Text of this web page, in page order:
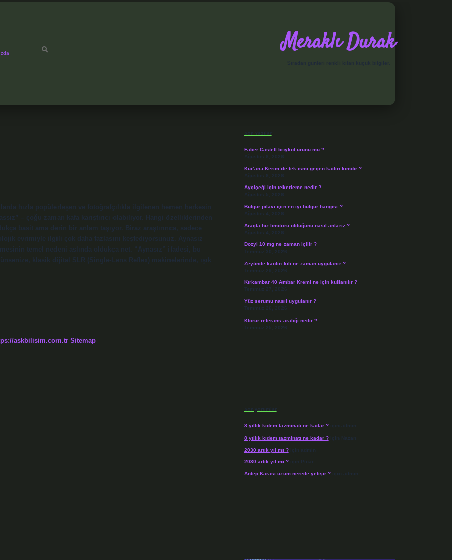
Meraklı Durak
hızla popülerleşen ve fotoğrafçılıkla ilgilenen hemen herkesin
– çoğu zaman kafa karıştırıcı olabiliyor. Hangi özelliklerinden
basit ama derin bir anlam taşıyor. Biraz araştırınca, sadece
evrimiyle ilgili çok daha fazlasını keşfediyorsunuz. Aynasız
temel nedeni aslında oldukça net. “Aynasız” ifadesi, bu
klasik dijital SLR (Single-Lens Reflex) makinelerinde, ışık
askbilisim.com.tr Sitemap
Son Yazılar
Faber Castell boykot ürünü mü ?
Ağustos 6, 2026
Kur’an-ı Kerim’de tek ismi geçen kadın kimdir ?
Ağustos 6, 2026
Ayçiçeği için tekerleme nedir ?
Ağustos 5, 2026
Bulgur pilavı için en iyi bulgur hangisi ?
Ağustos 4, 2026
Araçta hız limitörü olduğunu nasıl anlarız ?
Ağustos 4, 2026
Dozyl 10 mg ne zaman içilir ?
Temmuz 30, 2026
Zeytinde kaolin kili ne zaman uygulanır ?
Temmuz 29, 2026
Kırkambar 40 Ambar Kremi ne için kullanılır ?
Temmuz 27, 2026
Yüz serumu nasıl uygulanır ?
Temmuz 26, 2026
Klorür referans aralığı nedir ?
Temmuz 25, 2026
Son yorumlar
8 yıllık kıdem tazminatı ne kadar ?için admin
8 yıllık kıdem tazminatı ne kadar ?için Nazan
2030 artık yıl mı ?için admin
2030 artık yıl mı ?için Pınar
Antep Karası üzüm nerede yetişir ?için admin